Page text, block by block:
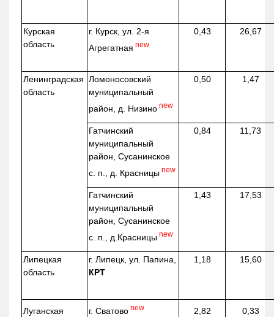
Курская
область
г. Курск, ул. 2-я
Агрегатная new
0,43 26,67
Ленинградская
область
Ломоносовский
муниципальный
район, д. Низино new
0,50 1,47
Гатчинский
муниципальный
район, Сусанинское
с. п., д. Красницы new
0,84 11,73
Гатчинский
муниципальный
район, Сусанинское
с. п., д.Красницы new
1,43 17,53
Липецкая
область
г. Липецк, ул. Папина,
КРТ
1,18 15,60
Луганская
г. Сватово new 2,82 0,33